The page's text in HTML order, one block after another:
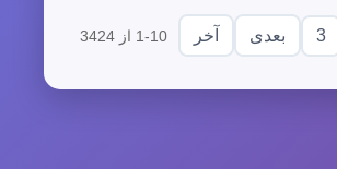
3 بعدی آخر 1-10 از 3424